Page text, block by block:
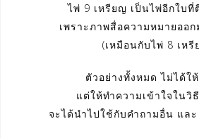
ไพ่ 9 เหรียญ เป็นไพ่อีกใบที่
เพราะภาพสื่อความหมายออ
(เหมือนกับไพ่ 8 เหรี
ตัวอย่างทั้งหมด ไม่ได้ใ
แต่ให้ทำความเข้าใจในวิ
จะได้นำไปใช้กับคำถามอื่น แล